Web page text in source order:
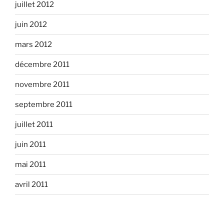
juillet 2012
juin 2012
mars 2012
décembre 2011
novembre 2011
septembre 2011
juillet 2011
juin 2011
mai 2011
avril 2011